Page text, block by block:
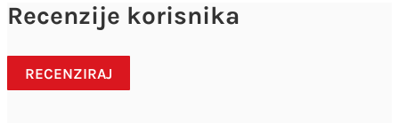
Recenzije korisnika
RECENZIRAJ